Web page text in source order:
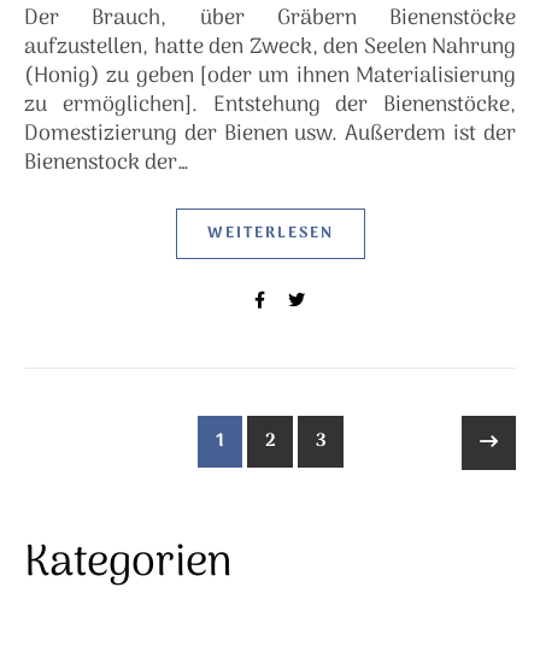
Der Brauch, über Gräbern Bienenstöcke
aufzustellen, hatte den Zweck, den Seelen Nahrung
(Honig) zu geben [oder um ihnen Materialisierung
zu ermöglichen]. Entstehung der Bienenstöcke,
Domestizierung der Bienen usw. Außerdem ist der
Bienenstock der…
WEITERLESEN
1 2 3
Kategorien